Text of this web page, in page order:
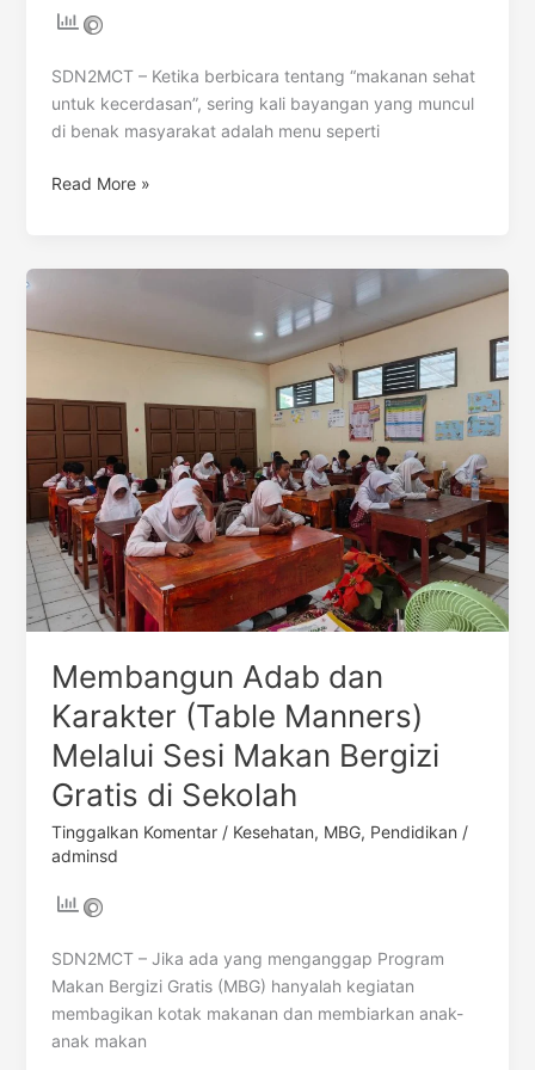
SDN2MCT – Ketika berbicara tentang “makanan sehat
untuk kecerdasan”, sering kali bayangan yang muncul
di benak masyarakat adalah menu seperti
Read More »
Membangun Adab dan
Karakter (Table Manners)
Melalui Sesi Makan Bergizi
Gratis di Sekolah
Tinggalkan Komentar / Kesehatan, MBG, Pendidikan /
adminsd
SDN2MCT – Jika ada yang menganggap Program
Makan Bergizi Gratis (MBG) hanyalah kegiatan
membagikan kotak makanan dan membiarkan anak-
anak makan
dan
Manners)
Melalui
Sesi
Makan
Bergizi
Gratis
di
Sekolah